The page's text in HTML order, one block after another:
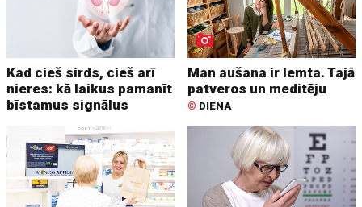
Kad cieš sirds, cieš arī
nieres: kā laikus pamanīt
bīstamus signālus
Man aušana ir lemta. Tajā
patveros un meditēju
© DIENA